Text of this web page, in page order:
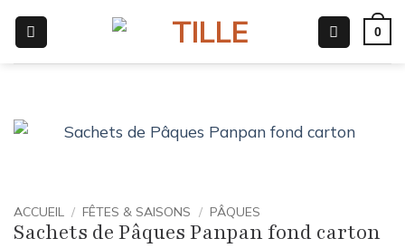
contenu
0
ACCUEIL / FÊTES & SAISONS / PÂQUES
Sachets de Pâques Panpan fond carton